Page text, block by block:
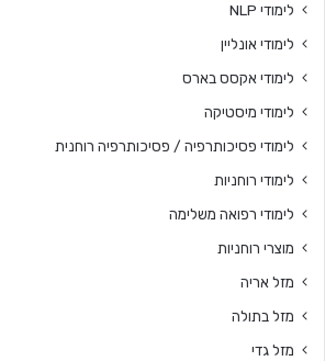
לימודי NLP
לימודי אונליין
לימודי אקסס בארס
לימודי מיסטיקה
לימודי פסיכותרפיה / פסיכותרפיה רוחנית
לימודי רוחניות
לימודי רפואה משלימה
מוצרי רוחניות
מזל אריה
מזל בתולה
מזל גדי